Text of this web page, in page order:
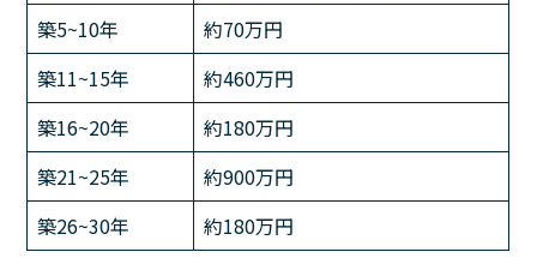
築5~10年
約70万円
築11~15年
約460万円
築16~20年
約180万円
築21~25年
約900万円
築26~30年
約180万円